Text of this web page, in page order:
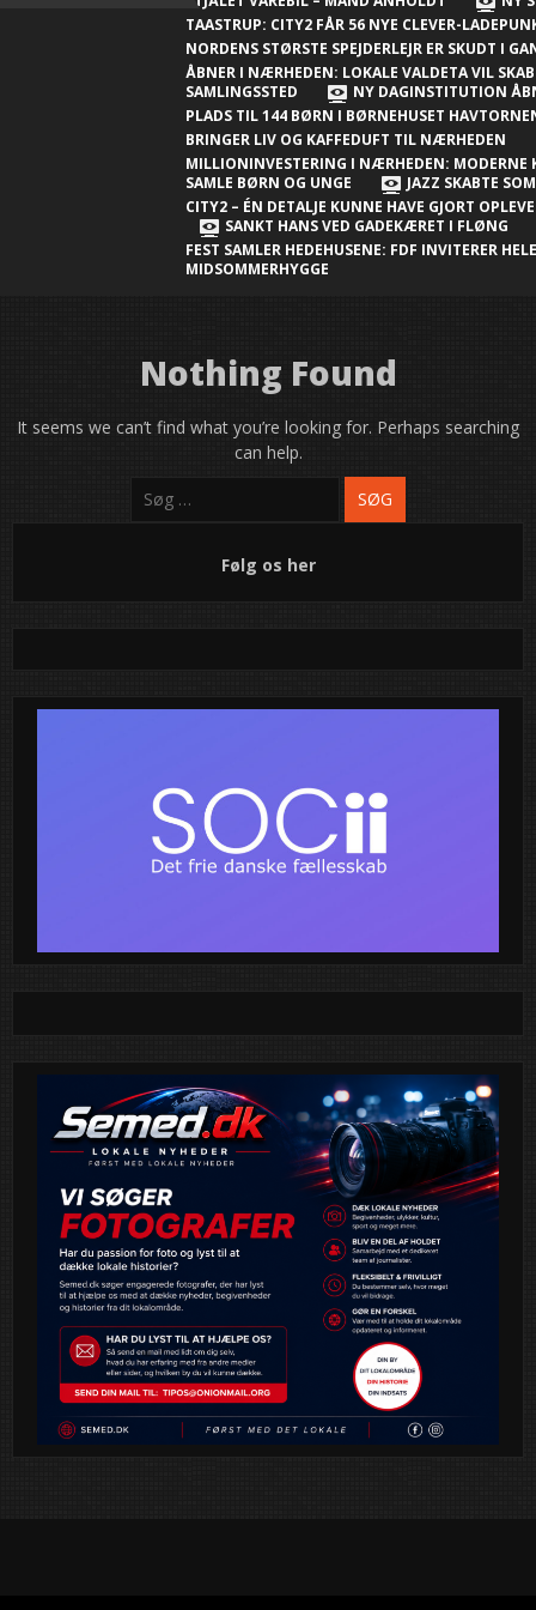
Ny millioninvestering i Nærheden:
Moderne klubhus skal samle børn og
unge
Jazz skabte sommerstemning i City2 –
én detalje kunne have gjort
oplevelsen endnu bedre
Sankt Hans ved gadekæret i Fløng
midsommerhygge
TAASTRUP: CITY2 FÅR 56 NYE CLEVER-
NORDENS STØRSTE SPEJDERLEJR ER SKUDT I
ÅBNER I NÆRHEDEN: LOKALE VALDETA VIL
SAMLINGSSTED
NY DAGINSTITUTION
PLADS TIL 144 BØRN I BØRNEHUSET
BRINGER LIV OG KAFFEDUFT TIL NÆRHEDEN
MILLIONINVESTERING I NÆRHEDEN: MODERNE
SAMLE BØRN OG UNGE
JAZZ SKABTE
CITY2 – ÉN DETALJE KUNNE HAVE GJORT
SANKT HANS VED GADEKÆRET I FLØNG
FEST SAMLER HEDEHUSENE: FDF INVITERER
MIDSOMMERHYGGE
Nothing Found
It seems we can’t find what you’re looking for. Perhaps searching
can help.
efter:
Følg os her